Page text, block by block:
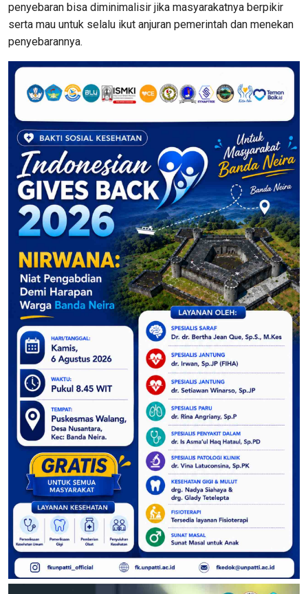
penyebaran bisa diminimalisir jika masyarakatnya berpikir
serta mau untuk selalu ikut anjuran pemerintah dan menekan
penyebarannya.